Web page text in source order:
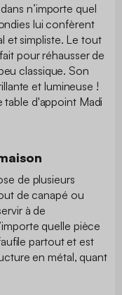
n’importe quel
lui confèrent
et simpliste. Le tout
pour réhausser de
classique. Son
et lumineuse !
table d'appoint Madi
de plusieurs
de canapé ou
à de
quelle pièce
partout et est
en métal, quant